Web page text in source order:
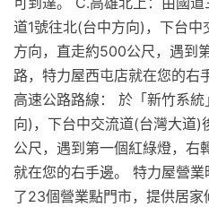
道1號往北(台中方向)，下台
方向，直走約500公尺，遇到
路，特力屋西屯店就在您的右
高速公路路線： 於「新竹系
向)，下台中交流道(台灣大道
公尺，遇到第一個紅綠燈，右
就在您的右手邊。 特力屋營
了23個營業點門市，提供居